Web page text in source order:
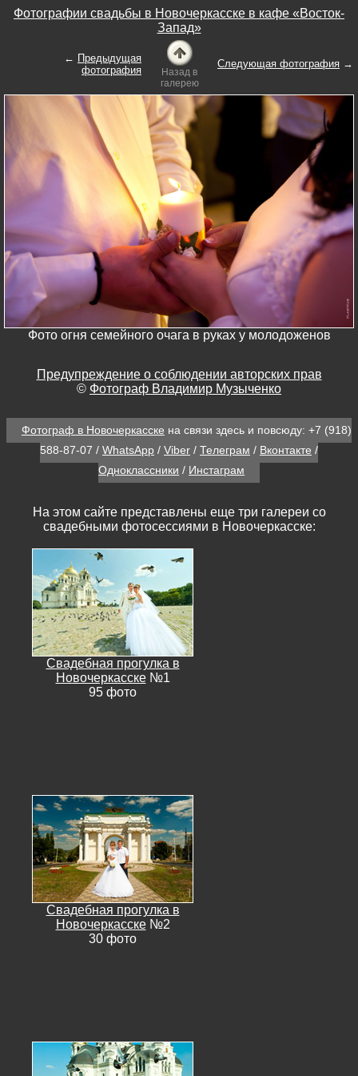
Фотографии свадьбы в Новочеркасске в кафе «Восток-
Запад»
← Предыдущая
фотография
Назад в
галерею
Следующая фотография →
Фото огня семейного очага в руках у молодоженов
Предупреждение о соблюдении авторских прав
© Фотограф Владимир Музыченко
Фотограф в Новочеркасске на связи здесь и повсюду: +7 (918)
588-87-07 / WhatsApp / Viber / Телеграм / Вконтакте /
Одноклассники / Инстаграм
На этом сайте представлены еще три галереи со
свадебными фотосессиями в Новочеркасске:
Свадебная прогулка в
Новочеркасске№1
95 фото
Свадебная прогулка в
Новочеркасске№2
30 фото